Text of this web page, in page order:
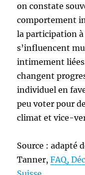
on constate
comportement
la participation
s’influencent
intimement
changent
individuel en
peu voter pour
climat et vice-
Source : adapté
Tanner,FAQ,